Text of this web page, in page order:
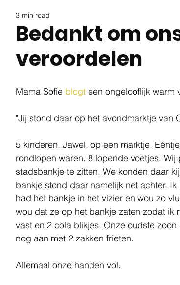
Bedankt om
veroordelen
3 min read
Mama Sofie blogt een ongelooflijk warm
"Jij stond daar op het avondmarktje van
5 kinderen. Jawel, op een marktje.
rondlopen waren. 8 lopende voetjes.
stadsbankje te zitten. We konden daar
bankje stond daar namelijk net achter.
had het bankje in het vizier en wou zo
wou dat ze op het bankje zaten zodat ik
vast en 2 cola blikjes. Onze oudste
nog aan met 2 zakken frieten.
Allemaal onze handen vol.